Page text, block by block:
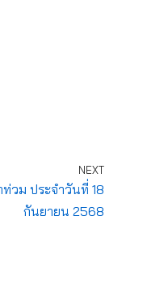
NEXT
วม ประจำวันที่ 18
กันยายน 2568